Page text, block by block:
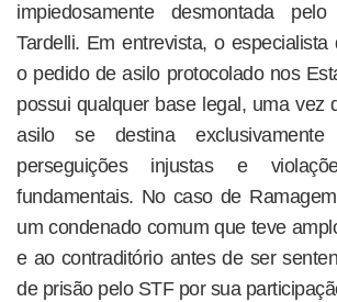
impiedosamente desmontada
Tardelli. Em entrevista, o
o pedido de asilo protocolado nos
possui qualquer base legal, uma vez
asilo se destina
perseguições injustas e
fundamentais. No caso de
um condenado comum que teve
e ao contraditório antes de ser
de prisão pelo STF por sua